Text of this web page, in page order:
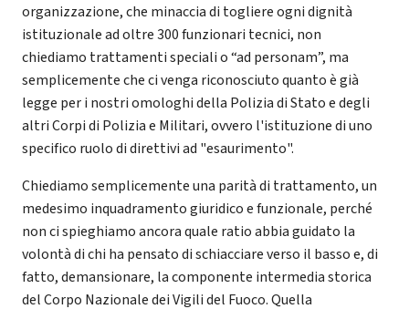
organizzazione, che minaccia di togliere ogni dignità
istituzionale ad oltre 300 funzionari tecnici, non
chiediamo trattamenti speciali o “ad personam”, ma
semplicemente che ci venga riconosciuto quanto è già
legge per i nostri omologhi della Polizia di Stato e degli
altri Corpi di Polizia e Militari, ovvero l'istituzione di uno
specifico ruolo di direttivi ad "esaurimento".
Chiediamo semplicemente una parità di trattamento, un
medesimo inquadramento giuridico e funzionale, perché
non ci spieghiamo ancora quale ratio abbia guidato la
volontà di chi ha pensato di schiacciare verso il basso e, di
fatto, demansionare, la componente intermedia storica
del Corpo Nazionale dei Vigili del Fuoco. Quella